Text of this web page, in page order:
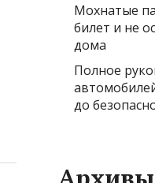
Мохнатые
билет и не
дома
Полное
до